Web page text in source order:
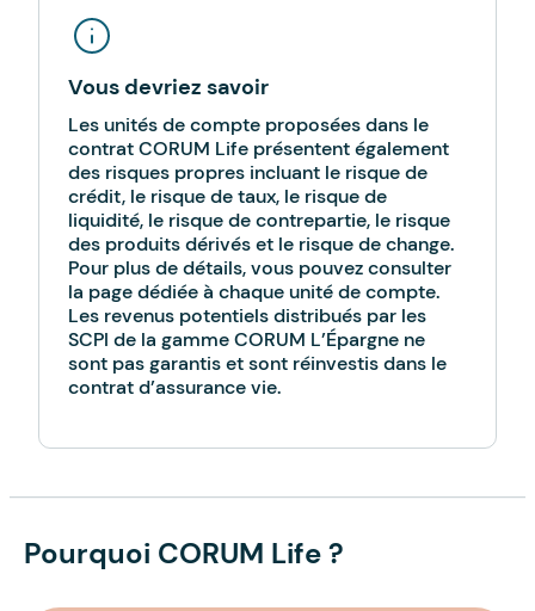
Vous devriez savoir
Les unités de compte proposées dans le
contrat CORUM Life présentent également
des risques propres incluant le risque de
crédit, le risque de taux, le risque de
liquidité, le risque de contrepartie, le risque
des produits dérivés et le risque de change.
Pour plus de détails, vous pouvez consulter
la page dédiée à chaque unité de compte.
Les revenus potentiels distribués par les
SCPI de la gamme CORUM L’Épargne ne
sont pas garantis et sont réinvestis dans le
contrat d’assurance vie.
Pourquoi CORUM Life ?